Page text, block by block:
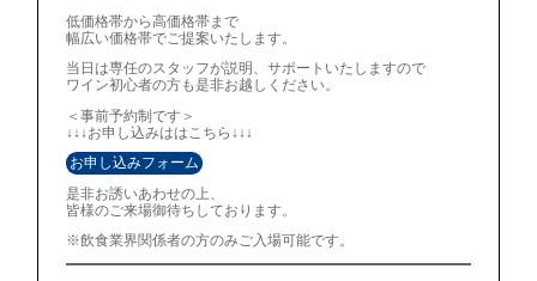
低価格帯から高価格帯まで
幅広い価格帯でご提案いたします。
当日は専任のスタッフが説明、サポートいたしますので
ワイン初心者の方も是非お越しください。
＜事前予約制です＞
↓↓↓お申し込みははこちら↓↓↓
お申し込みフォーム
是非お誘いあわせの上、
皆様のご来場御待ちしております。
※飲食業界関係者の方のみご入場可能です。